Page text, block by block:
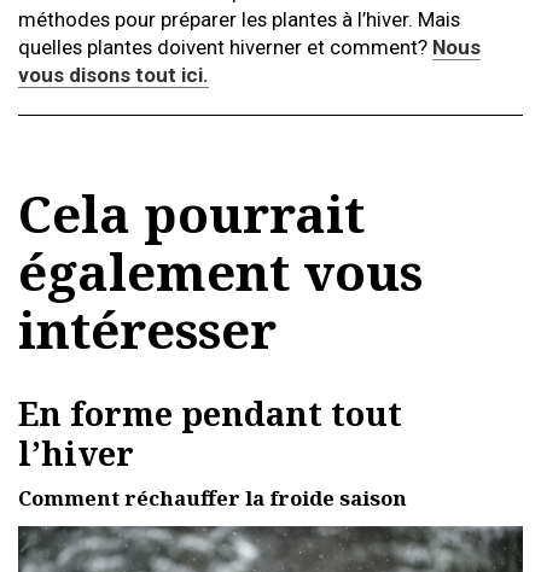
méthodes pour préparer les plantes à l’hiver. Mais
quelles plantes doivent hiverner et comment? Nous
vous disons tout ici.
Cela pourrait
également vous
intéresser
En forme pendant tout
l’hiver
Comment réchauffer la froide saison